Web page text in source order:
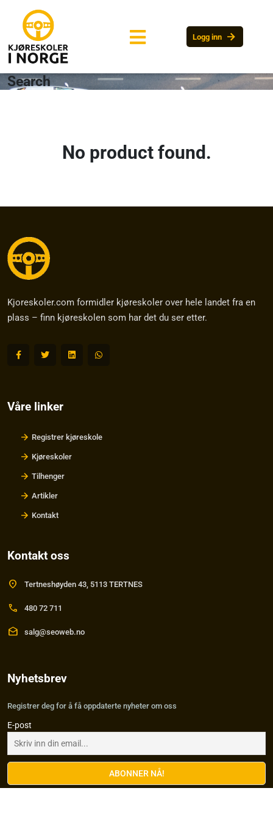
Logg inn arrow_forward
Search
No product found.
Kjoreskoler.com formidler kjøreskoler over hele landet fra en
plass – finn kjøreskolen som har det du ser etter.
Våre linker
Registrer kjøreskole
Kjøreskoler
Tilhenger
Artikler
Kontakt
Kontakt oss
location_on Tertneshøyden 43, 5113 TERTNES
call 480 72 711
drafts salg@seoweb.no
Nyhetsbrev
Registrer deg for å få oppdaterte nyheter om oss
E-post